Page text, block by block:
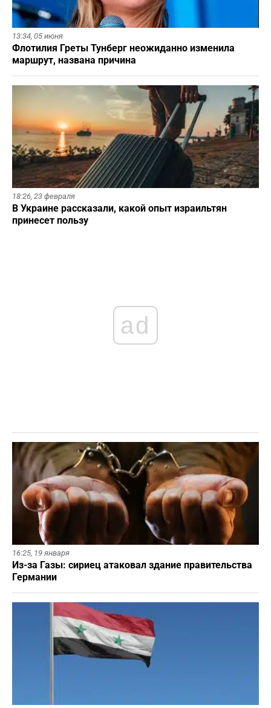
13:34, 05 июня
Флотилия Греты Тунберг неожиданно изменила
маршрут, названа причина
18:26, 23 февраля
В Украине рассказали, какой опыт израильтян
принесет пользу
ad
16:25, 19 января
Из-за Газы: сириец атаковал здание правительства
Германии